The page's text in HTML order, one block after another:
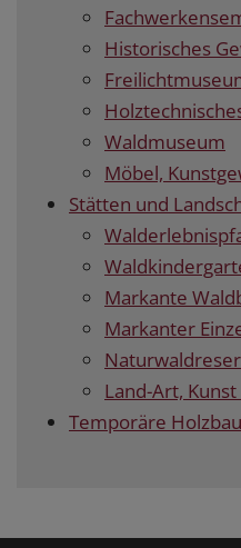
Historisches
Waldmuseum
Möbel,
Stätten und
Markante
Markanter
Land-Art,
Temporäre